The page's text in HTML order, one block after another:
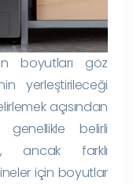
boyutları göz
yerleştirileceği
açısından
genellikle belirli
ancak farklı
için boyutlar